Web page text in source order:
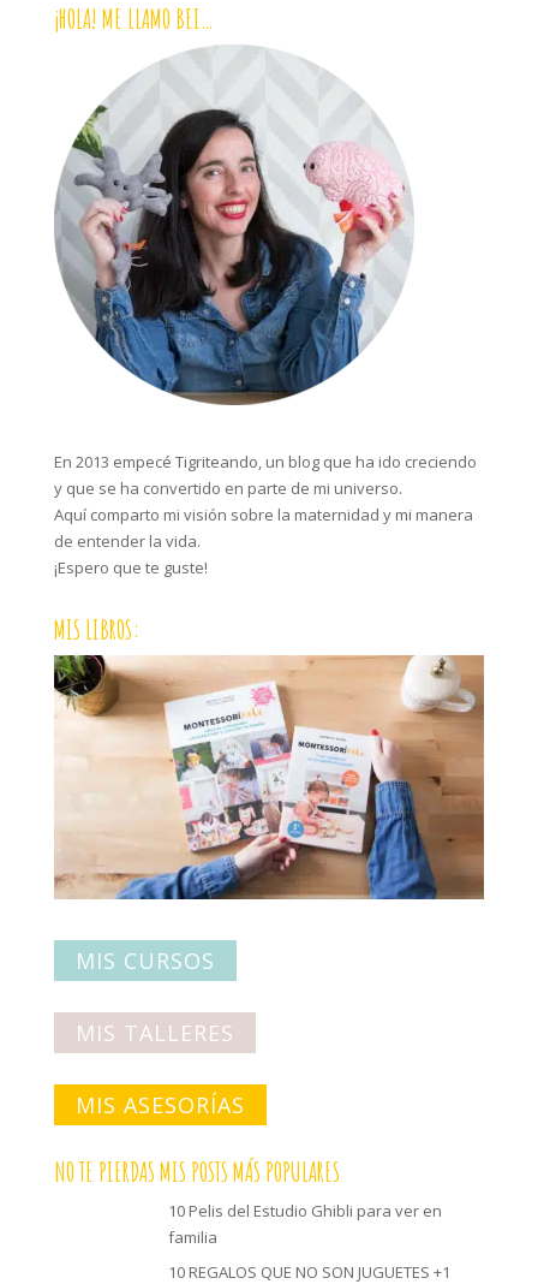
¡HOLA! ME LLAMO BEI…
En 2013 empecé Tigriteando, un blog que ha ido creciendo
y que se ha convertido en parte de mi universo.
Aquí comparto mi visión sobre la maternidad y mi manera
de entender la vida.
¡Espero que te guste!
MIS LIBROS:
MIS CURSOS
MIS TALLERES
MIS ASESORÍAS
NO TE PIERDAS MIS POSTS MÁS POPULARES
10 Pelis del Estudio Ghibli para ver en
familia
10 REGALOS QUE NO SON JUGUETES +1